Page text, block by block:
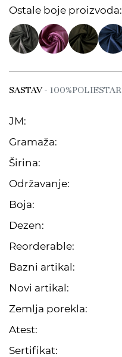
Ostale boje proizvoda:
SASTAV- 100%POLIESTAR
JM:
Gramaža:
Širina:
Održavanje:
Boja:
Dezen:
Reorderable:
Bazni artikal:
Novi artikal:
Zemlja porekla:
Atest:
Sertifikat: